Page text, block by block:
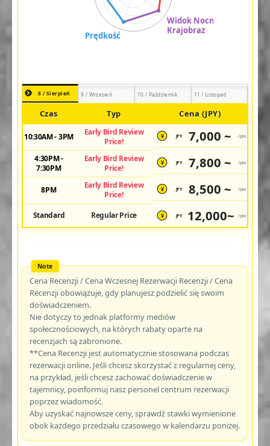
8 / Sierpień 9 / Wrzesień 10 / Październik 11 / Listopad
Czas Typ Cena (JPY)
10:30AM - 3PM
Early Bird Review
Price!
¥ JPY 7,000 ~ /pax
4:30PM -
7:30PM
Early Bird Review
Price!
¥ JPY 7,800 ~ /pax
8PM
Early Bird Review
Price!
¥ JPY 8,500 ~ /pax
Standard Regular Price ¥ JPY 12,000~ /pax
Cena Recenzji / Cena Wczesnej Rezerwacji Recenzji / Cena
Recenzji obowiązuje, gdy planujesz podzielić się swoim
doświadczeniem.
Nie dotyczy to jednak platformy mediów
społecznościowych, na których rabaty oparte na
recenzjach są zabronione.
**Cena Recenzji jest automatycznie stosowana podczas
rezerwacji online. Jeśli chcesz skorzystać z regularnej ceny,
na przykład, jeśli chcesz zachować doświadczenie w
tajemnicy, poinformuj nasz personel centrum rezerwacji
poprzez wiadomość.
Aby uzyskać najnowsze ceny, sprawdź stawki wymienione
obok każdego przedziału czasowego w kalendarzu poniżej.